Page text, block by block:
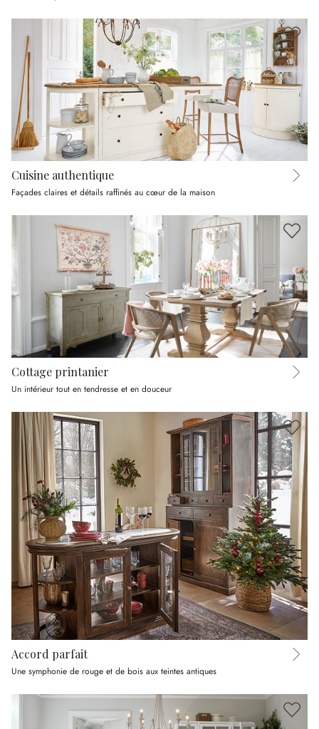
Cuisine authentique
Façades claires et détails raffinés au cœur de la maison
Cottage printanier
Un intérieur tout en tendresse et en douceur
Accord parfait
Une symphonie de rouge et de bois aux teintes antiques